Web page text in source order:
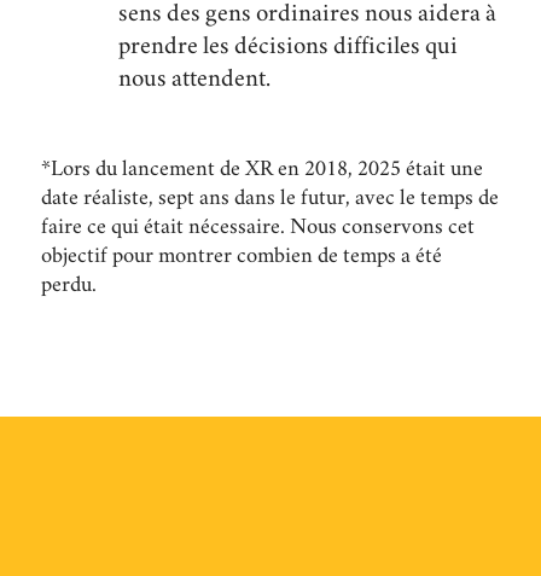
sens des gens ordinaires nous aidera à
prendre les décisions difficiles qui
nous attendent.
*Lors du lancement de XR en 2018, 2025 était une
date réaliste, sept ans dans le futur, avec le temps de
faire ce qui était nécessaire. Nous conservons cet
objectif pour montrer combien de temps a été
perdu.